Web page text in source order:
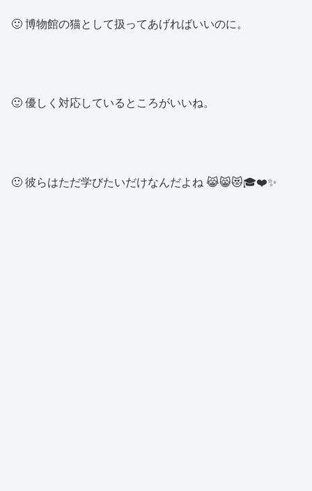
🙂 博物館の猫として扱ってあげればいいのに。
🙂 優しく対応しているところがいいね。
🙂 彼らはただ学びたいだけなんだよね 😹😸😻🎓❤️✨